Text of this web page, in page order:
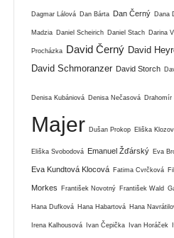
Dagmar Lálová Dan Bárta Dan Černý Dana
Madzia Daniel Scheirich Daniel Stach Darina
Procházka David Černý David
David Schmoranzer David Storch
Denisa Kubániová Denisa Nečasová Drahomír
Majer Dušan Prokop Eliška
Eliška Svobodová Emanuel Žďárský Eva
Eva Kundtová Klocová Fatima Cvrčková
Morkes František Novotný František Wald
Hana Dufková Hana Habartová Hana
Irena Kalhousová Ivan Čepička Ivan Horáček